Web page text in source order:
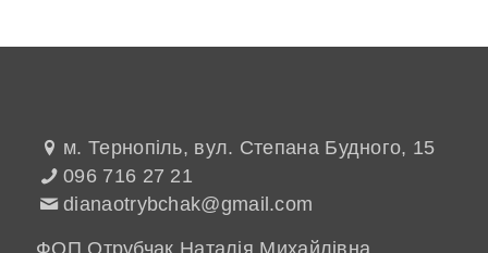
м. Тернопіль, вул. Степана Будного, 15
096 716 27 21
dianaotrybchak@gmail.com